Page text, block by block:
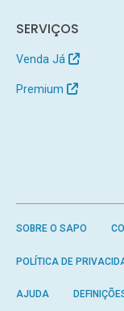
SERVIÇOS
Venda Já
Premium
SOBRE O SAPO
POLÍTICA DE
AJUDA